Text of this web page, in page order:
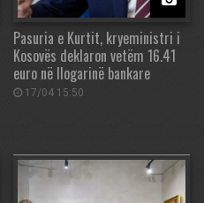
Pasuria e Kurtit, kryeministri i
Kosovës deklaron vetëm 16.41
euro në llogarinë bankare
17/04 15:50